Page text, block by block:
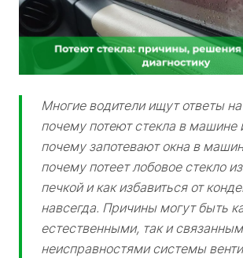
Многие водители ищут ответы
почему потеют стекла в машине
почему запотевают окна в
почему потеет лобовое стекло
печкой и как избавиться от
навсегда. Причины могут быть
естественными, так и
неисправностями системы